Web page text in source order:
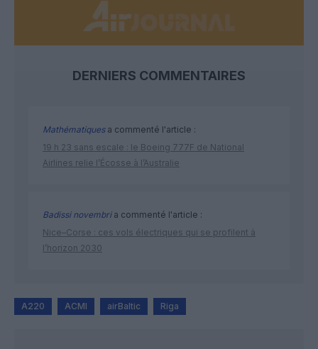
DERNIERS COMMENTAIRES
Mathématiquesa commenté l'article :
19 h 23 sans escale : le Boeing 777F de National
Airlines relie l’Écosse à l’Australie
Badissi novembria commenté l'article :
Nice–Corse : ces vols électriques qui se profilent à
l’horizon 2030
A220 ACMI airBaltic Riga